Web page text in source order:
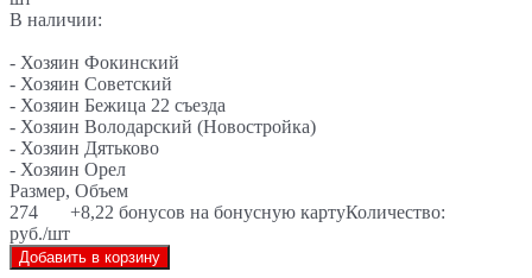
В наличии:
- Хозяин Фокинский
- Хозяин Советский
- Хозяин Бежица 22 съезда
- Хозяин Володарский (Новостройка)
- Хозяин Дятьково
- Хозяин Орел
Размер, Объем
274
руб./шт
+8,22 бонусов на бонусную картуКоличество:
Добавить в корзину